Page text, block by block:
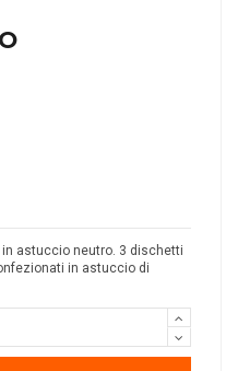
astuccio neutro. 3 dischetti
in astuccio di